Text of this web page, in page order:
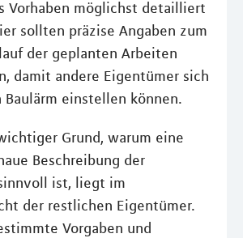
Vorhaben möglichst detailliert
sollten präzise Angaben zum
der geplanten Arbeiten
damit andere Eigentümer sich
Baulärm einstellen können.
Grund, warum eine
Beschreibung der
ist, liegt im
der restlichen Eigentümer.
Vorgaben und